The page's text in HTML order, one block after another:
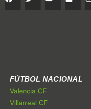
FÚTBOL NACIONAL
Valencia CF
Villarreal CF